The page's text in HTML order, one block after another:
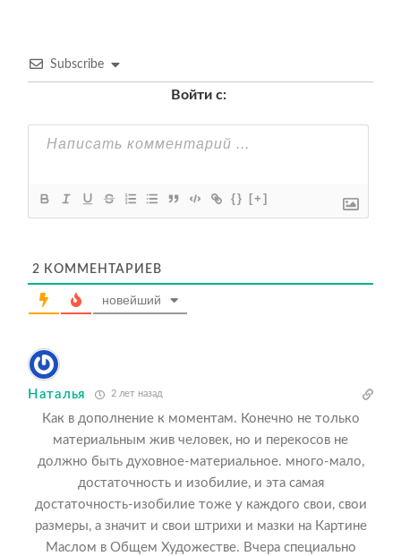
Subscribe
Войти с:
{} [+]
2 КОММЕНТАРИЕВ
новейший
Наталья 2 лет назад
Как в дополнение к моментам. Конечно не только
материальным жив человек, но и перекосов не
должно быть духовное-материальное. много-мало,
достаточность и изобилие, и эта самая
достаточность-изобилие тоже у каждого свои, свои
размеры, а значит и свои штрихи и мазки на Картине
Маслом в Общем Художестве. Вчера специально